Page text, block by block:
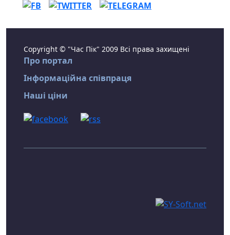
Copyright © "Час Пік" 2009 Всі права захищені
Про портал
Інформаційна співпраця
Наші ціни